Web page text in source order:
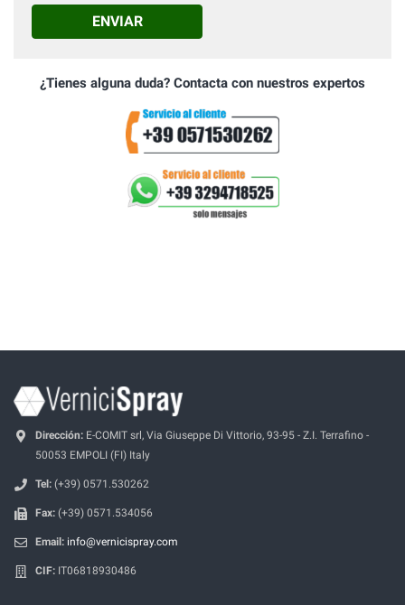
ENVIAR
¿Tienes alguna duda? Contacta con nuestros expertos
Dirección: E-COMIT srl, Via Giuseppe Di Vittorio, 93-95 - Z.I. Terrafino -
50053 EMPOLI (FI) Italy
Tel: (+39) 0571.530262
Fax: (+39) 0571.534056
Email: info@vernicispray.com
CIF: IT06818930486